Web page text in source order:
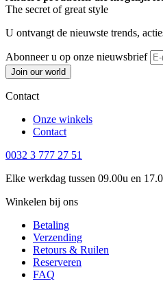
The secret of great style
U ontvangt de nieuwste trends,
Abonneer u op onze nieuwsbrief
Join our world
Contact
Onze winkels
Contact
0032 3 777 27 51
Elke werkdag tussen 09.00u en
Winkelen bij ons
Betaling
Verzending
Retours & Ruilen
Reserveren
FAQ